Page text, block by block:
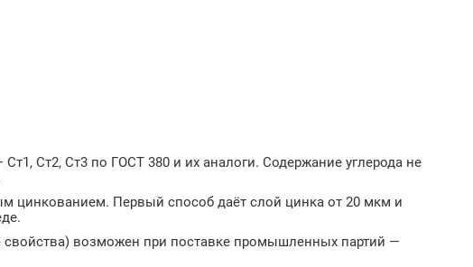
Ст2, Ст3 по ГОСТ 380 и их аналоги. Содержание углерода не
цинкованием. Первый способ даёт слой цинка от 20 мкм и
свойства) возможен при поставке промышленных партий —